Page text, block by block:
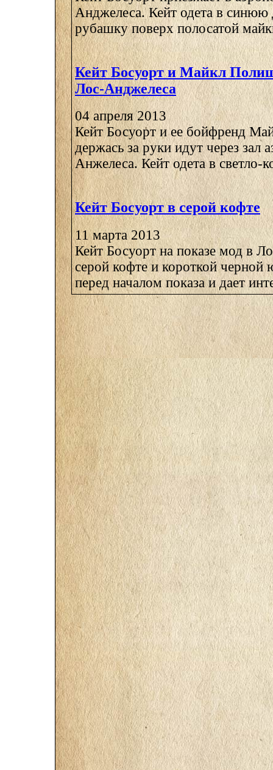
Анджелеса. Кейт одета в
рубашку поверх полосатой
Кейт Босуорт и Майкл
Лос-Анджелеса
04 апреля 2013
Кейт Босуорт и ее бойфренд
держась за руки идут через зал
Анжелеса. Кейт одета в светло-
Кейт Босуорт в серой кофте
11 марта 2013
Кейт Босуорт на показе мод в
серой кофте и короткой черной
перед началом показа и дает